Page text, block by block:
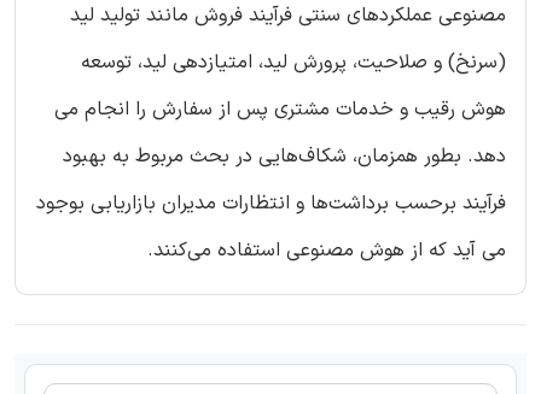
مصنوعی عملکردهای سنتی فرآیند فروش مانند تولید لید
(سرنخ) و صلاحیت، پرورش لید، امتیازدهی لید، توسعه
هوش رقیب و خدمات مشتری پس از سفارش را انجام می
دهد. بطور همزمان، شکاف‌هایی در بحث مربوط به بهبود
فرآیند برحسب برداشت‌ها و انتظارات مدیران بازاریابی بوجود
می آید که از هوش مصنوعی استفاده می‌کنند.